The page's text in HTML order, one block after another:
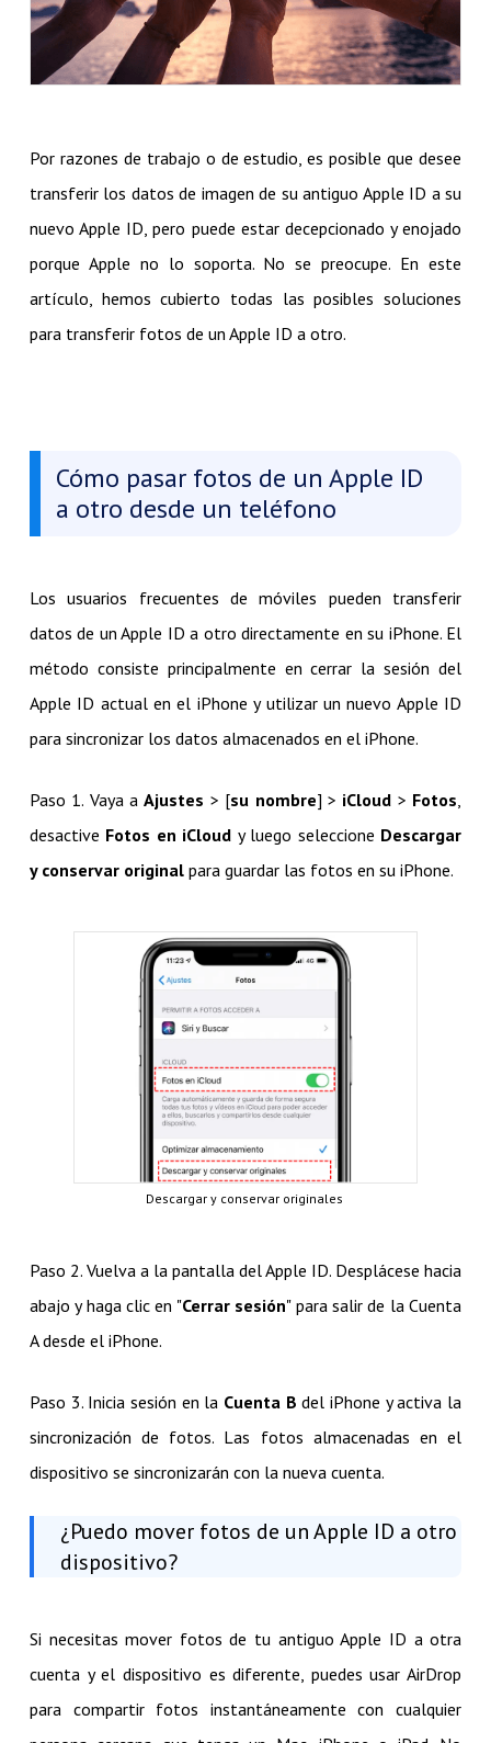
Por razones de trabajo o de estudio, es posible que desee
transferir los datos de imagen de su antiguo Apple ID a su
nuevo Apple ID, pero puede estar decepcionado y enojado
porque Apple no lo soporta. No se preocupe. En este
artículo, hemos cubierto todas las posibles soluciones
para transferir fotos de un Apple ID a otro.
Cómo pasar fotos de un Apple ID
a otro desde un teléfono
Los usuarios frecuentes de móviles pueden transferir
datos de un Apple ID a otro directamente en su iPhone. El
método consiste principalmente en cerrar la sesión del
Apple ID actual en el iPhone y utilizar un nuevo Apple ID
para sincronizar los datos almacenados en el iPhone.
Paso 1. Vaya aAjustes > [su nombre] > iCloud > Fotos
desactive Fotos en iCloud y luego seleccione Descargar
y conservar originalpara guardar las fotos en su iPhone.
Descargar y conservar originales
Paso 2. Vuelva a la pantalla del Apple ID. Desplácese hacia
abajo y haga clic en "Cerrar sesión" para salir de la Cuenta
A desde el iPhone.
Paso 3. Inicia sesión en la Cuenta B del iPhone y activa la
sincronización de fotos. Las fotos almacenadas en el
dispositivo se sincronizarán con la nueva cuenta.
¿Puedo mover fotos de un Apple ID a otro
dispositivo?
Si necesitas mover fotos de tu antiguo Apple ID a otra
cuenta y el dispositivo es diferente, puedes usar AirDrop
para compartir fotos instantáneamente con cualquier